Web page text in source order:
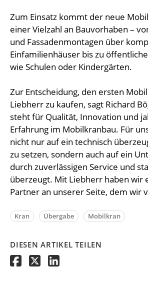
Zum Einsatz kommt der neue
einer Vielzahl an Bauvorhaben –
und Fassadenmontagen über
Einfamilienhäuser bis zu
wie Schulen oder Kindergärten.
Zur Entscheidung, den ersten
Liebherr zu kaufen, sagt Richard
steht für Qualität, Innovation und
Erfahrung im Mobilkranbau. Für
nicht nur auf ein technisch
zu setzen, sondern auch auf ein
durch zuverlässigen Service und
überzeugt. Mit Liebherr haben wir
Partner an unserer Seite, dem wir
Kran Übergabe Mobilkran
DIESEN ARTIKEL TEILEN